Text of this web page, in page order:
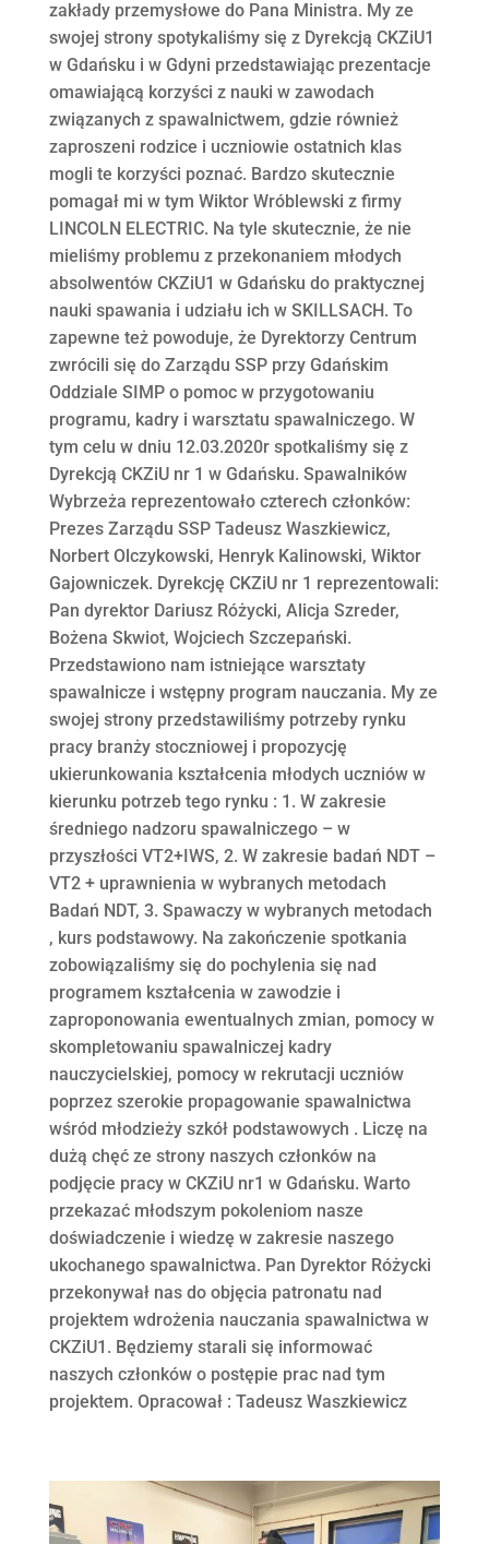
zakłady przemysłowe do Pana Ministra. My ze
swojej strony spotykaliśmy się z Dyrekcją CKZiU1
w Gdańsku i w Gdyni przedstawiając prezentacje
omawiającą korzyści z nauki w zawodach
związanych z spawalnictwem, gdzie również
zaproszeni rodzice i uczniowie ostatnich klas
mogli te korzyści poznać. Bardzo skutecznie
pomagał mi w tym Wiktor Wróblewski z firmy
LINCOLN ELECTRIC. Na tyle skutecznie, że nie
mieliśmy problemu z przekonaniem młodych
absolwentów CKZiU1 w Gdańsku do praktycznej
nauki spawania i udziału ich w SKILLSACH. To
zapewne też powoduje, że Dyrektorzy Centrum
zwrócili się do Zarządu SSP przy Gdańskim
Oddziale SIMP o pomoc w przygotowaniu
programu, kadry i warsztatu spawalniczego. W
tym celu w dniu 12.03.2020r spotkaliśmy się z
Dyrekcją CKZiU nr 1 w Gdańsku. Spawalników
Wybrzeża reprezentowało czterech członków:
Prezes Zarządu SSP Tadeusz Waszkiewicz,
Norbert Olczykowski, Henryk Kalinowski, Wiktor
Gajowniczek. Dyrekcję CKZiU nr 1 reprezentowali:
Pan dyrektor Dariusz Różycki, Alicja Szreder,
Bożena Skwiot, Wojciech Szczepański.
Przedstawiono nam istniejące warsztaty
spawalnicze i wstępny program nauczania. My ze
swojej strony przedstawiliśmy potrzeby rynku
pracy branży stoczniowej i propozycję
ukierunkowania kształcenia młodych uczniów w
kierunku potrzeb tego rynku : 1. W zakresie
średniego nadzoru spawalniczego – w
przyszłości VT2+IWS, 2. W zakresie badań NDT –
VT2 + uprawnienia w wybranych metodach
Badań NDT, 3. Spawaczy w wybranych metodach
, kurs podstawowy. Na zakończenie spotkania
zobowiązaliśmy się do pochylenia się nad
programem kształcenia w zawodzie i
zaproponowania ewentualnych zmian, pomocy w
skompletowaniu spawalniczej kadry
nauczycielskiej, pomocy w rekrutacji uczniów
poprzez szerokie propagowanie spawalnictwa
wśród młodzieży szkół podstawowych . Liczę na
dużą chęć ze strony naszych członków na
podjęcie pracy w CKZiU nr1 w Gdańsku. Warto
przekazać młodszym pokoleniom nasze
doświadczenie i wiedzę w zakresie naszego
ukochanego spawalnictwa. Pan Dyrektor Różycki
przekonywał nas do objęcia patronatu nad
projektem wdrożenia nauczania spawalnictwa w
CKZiU1. Będziemy starali się informować
naszych członków o postępie prac nad tym
projektem. Opracował : Tadeusz Waszkiewicz